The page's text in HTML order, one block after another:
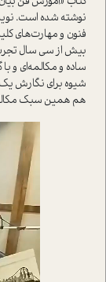
نوشته شده است.
فنون و مهارت‌هاي
بيش از سي سال
ساده و مکالمه‌اي و
شيوه براي نگارش يک
هم همين سبک